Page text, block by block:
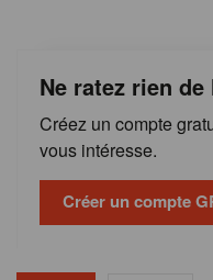
Ne ratez rien
Créez un compte
vous intéresse.
Créer un compte